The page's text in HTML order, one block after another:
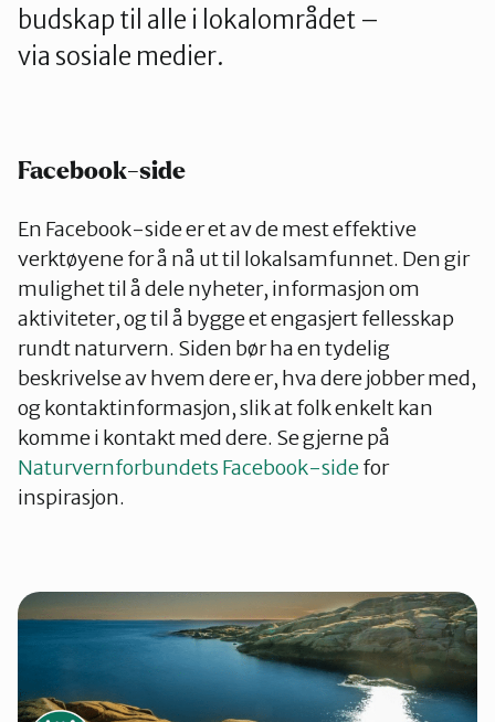
budskap til alle i lokalområdet –
via sosiale medier.
Facebook-side
En Facebook-side er et av de mest effektive
verktøyene for å nå ut til lokalsamfunnet. Den gir
mulighet til å dele nyheter, informasjon om
aktiviteter, og til å bygge et engasjert fellesskap
rundt naturvern. Siden bør ha en tydelig
beskrivelse av hvem dere er, hva dere jobber med,
og kontaktinformasjon, slik at folk enkelt kan
komme i kontakt med dere. Se gjerne på
Naturvernforbundets Facebook-sidefor
inspirasjon.